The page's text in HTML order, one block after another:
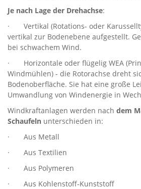
Je nach Lage der Drehachse:
· Vertikal (Rotations- oder
vertikal zur Bodenebene aufgestellt.
bei schwachem Wind.
· Horizontale oder flügelig WEA
Windmühlen) - die Rotorachse dreht
Bodenoberfläche. Sie hat eine große
Umwandlung von Windenergie in
Windkraftanlagen werden nach dem
Schaufeln unterschieden in:
· Aus Metall
· Aus Textilien
· Aus Polymeren
· Aus Kohlenstoff-Kunststoff